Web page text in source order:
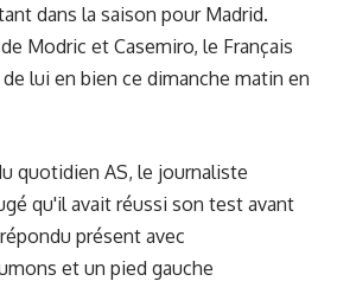
dans la saison pour Madrid.
Modric et Casemiro, le Français
lui en bien ce dimanche matin en
quotidien AS, le journaliste
qu'il avait réussi son test avant
présent avec
et un pied gauche